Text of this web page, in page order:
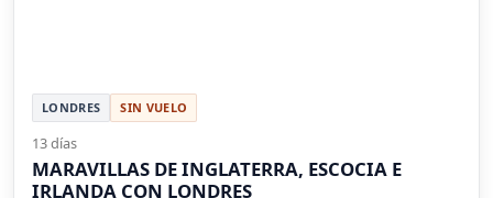
LONDRES SIN VUELO
13 días
MARAVILLAS DE INGLATERRA, ESCOCIA E
IRLANDA CON LONDRES